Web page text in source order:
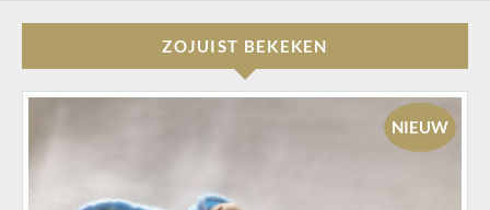
ZOJUIST BEKEKEN
NIEUW